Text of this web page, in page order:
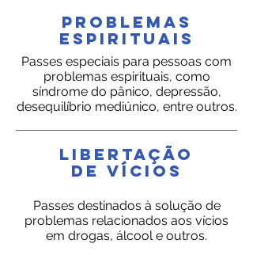
PROBLEMAS
ESPIRITUAIS
Passes especiais para pessoas com
problemas espirituais, como
síndrome do pânico, depressão,
desequilíbrio mediúnico, entre outros.
LIBERTAÇÃO
DE VÍCIOS
Passes destinados à solução de
problemas relacionados aos vícios
em drogas, álcool e outros.